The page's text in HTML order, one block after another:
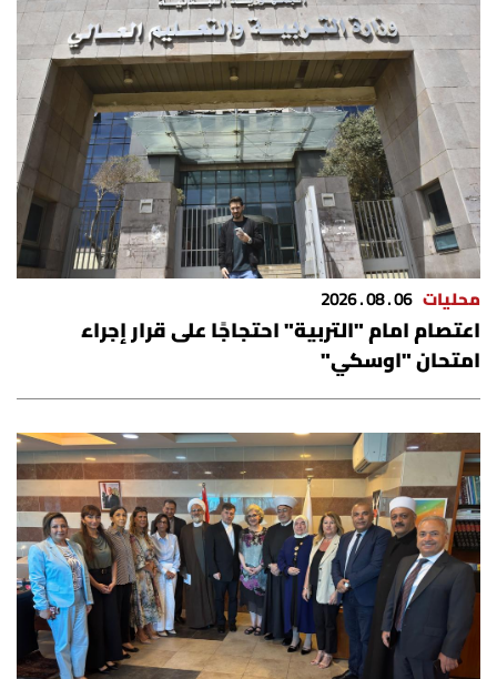
محليات 06 . 08 . 2026
اعتصام امام "التربية" احتجاجًا على قرار إجراء
امتحان "اوسكي"